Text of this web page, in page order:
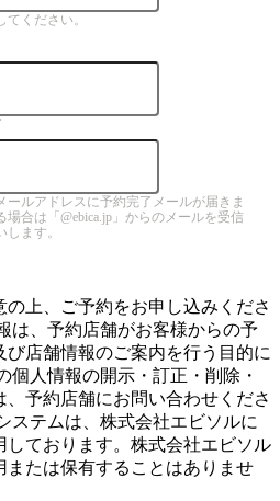
ください。
ルアドレスに予約完了メールが届きま
合は「@ebica.jp」からのメールを受信
ます。
の上、ご予約をお申し込みくださ
は、予約店舗がお客様からの予
店舗情報のご案内を行う目的に
個人情報の開示・訂正・削除・
予約店舗にお問い合わせくださ
ステムは、株式会社エビソルに
ております。株式会社エビソル
または保有することはありませ